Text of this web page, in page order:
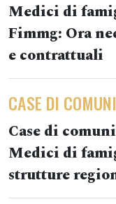
Medici di
Fimmg: Ora
e contrattuali
CASE DI
Case di
Medici di
strutture